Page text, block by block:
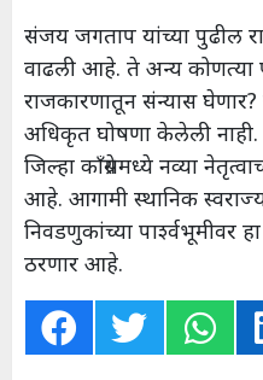
संजय जगताप यांच्या पुढील
वाढली आहे. ते अन्य कोणत्या
राजकारणातून संन्यास घेणार?
अधिकृत घोषणा केलेली नाही.
जिल्हा काँग्रेसमध्ये नव्या
आहे. आगामी स्थानिक
निवडणुकांच्या पार्श्वभूमीवर
ठरणार आहे.